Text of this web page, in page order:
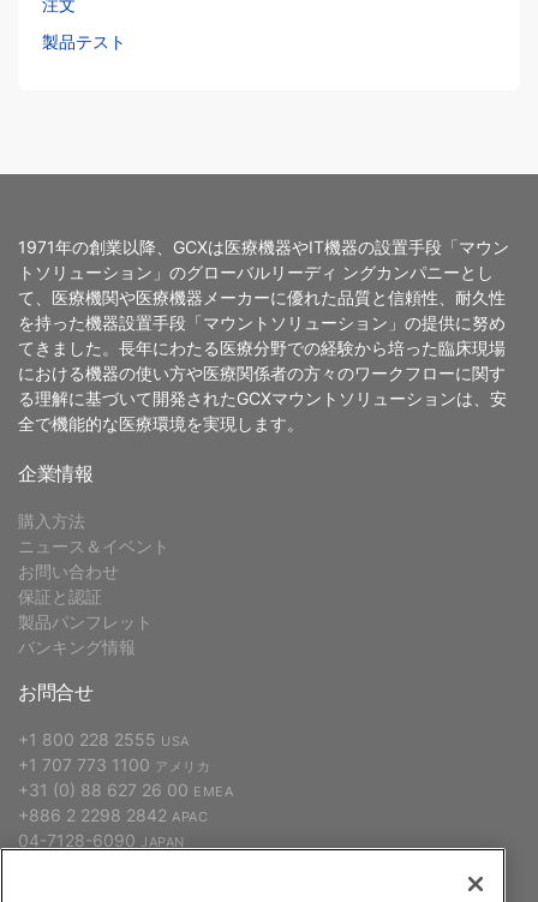
製品テスト
1971年の創業以降、GCXは医療機器やIT機器の設置手段「マウン
トソリューション」のグローバルリーディ ングカンパニーとし
て、医療機関や医療機器メーカーに優れた品質と信頼性、耐久性
を持った機器設置手段「マウントソリューション」の提供に努め
てきました。長年にわたる医療分野での経験から培った臨床現場
における機器の使い方や医療関係者の方々のワークフローに関す
る理解に基づいて開発されたGCXマウントソリューションは、安
全で機能的な医療環境を実現します。
企業情報
購入方法
ニュース＆イベント
お問い合わせ
保証と認証
製品パンフレット
バンキング情報
お問合せ
+1 800 228 2555 USA
+1 707 773 1100 アメリカ
+31 (0) 88 627 26 00 EMEA
+886 2 2298 2842 APAC
04-7128-6090 JAPAN